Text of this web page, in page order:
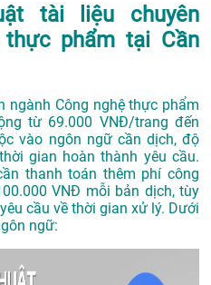
tài liệu chuyên
thực phẩm tại Cần
ngành Công nghệ thực phẩm
từ 69.000 VNĐ/trang đến
vào ngôn ngữ cần dịch, độ
gian hoàn thành yêu cầu.
thanh toán thêm phí công
VNĐ mỗi bản dịch, tùy
cầu về thời gian xử lý. Dưới
ngữ: